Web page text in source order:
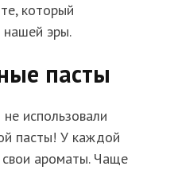
который
эры.
пасты
использовали
пасты! У каждой
ароматы. Чаще